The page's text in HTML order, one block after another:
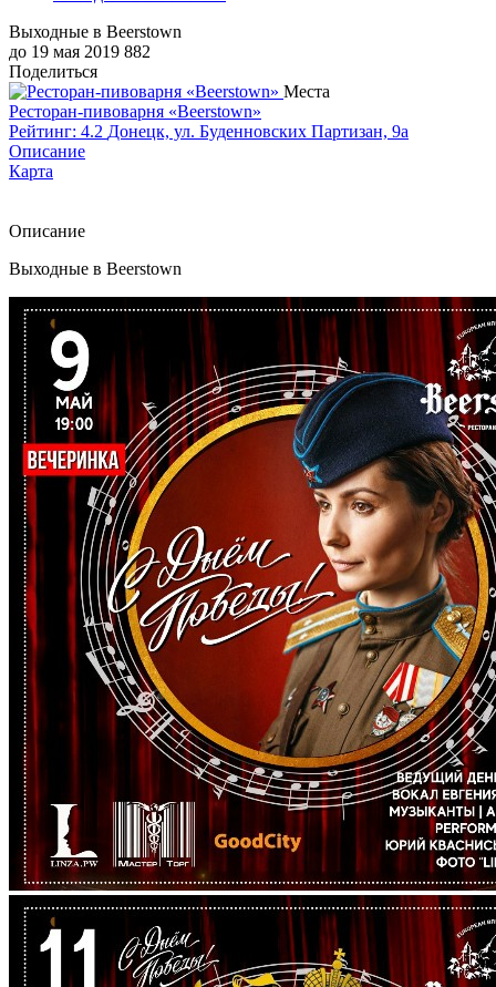
Выходные в Beerstown
до 19 мая 2019 882
Поделиться
Места
Ресторан-пивоварня «Beerstown»
Рейтинг: 4.2 Донецк, ул. Буденновских Партизан, 9а
Описание
Карта
Описание
Выходные в Beerstown